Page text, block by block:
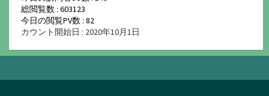
総閲覧数 : 603123
今日の閲覧PV数 : 82
カウント開始日 : 2020年10月1日